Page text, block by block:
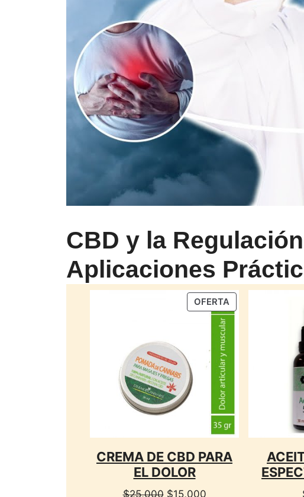
CBD y la
Aplicaciones
OFERTAPRODUCTO
EN
CREMA DE CBD PARA
EL DOLOR
$25,000 El
$15,000El